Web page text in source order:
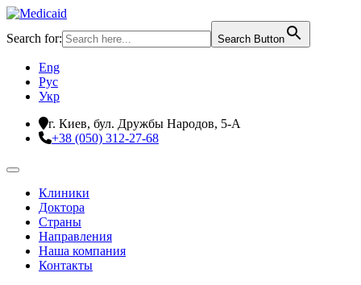
Search for: Search Button
Eng
Рус
Укр
г. Киев, бул. Дружбы Народов, 5-А
+38 (050) 312-27-68
Клиники
Доктора
Страны
Направления
Наша компания
Контакты